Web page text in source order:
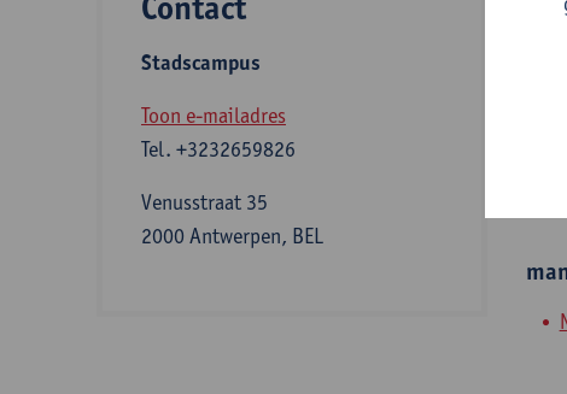
Stadscampus
Toon e-mailadres
Tel. +3232659826
Venusstraat 35
2000 Antwerpen, BEL